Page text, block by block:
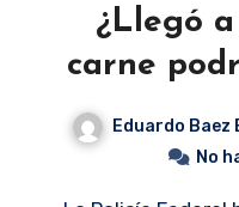
¿Llegó
carne
Eduardo Baez
No